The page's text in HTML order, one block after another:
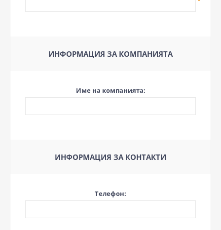
ИНФОРМАЦИЯ ЗА КОМПАНИЯТА
Име на компанията:
ИНФОРМАЦИЯ ЗА КОНТАКТИ
Телефон: